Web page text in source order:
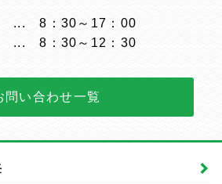
8：30～17：00
8：30～12：30
問い合わせ一覧